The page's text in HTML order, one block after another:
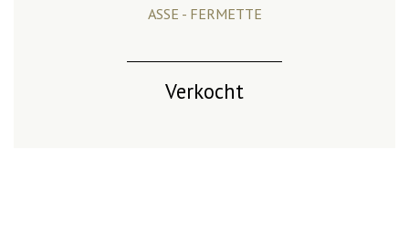
ASSE - FERMETTE
Verkocht